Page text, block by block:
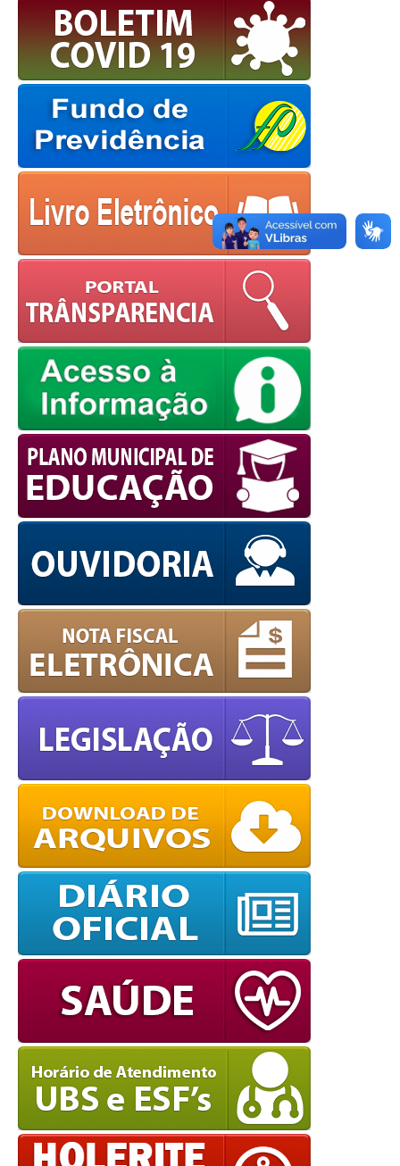
OK
European Commission |
Cookies Policy
powered by WPCookiePro